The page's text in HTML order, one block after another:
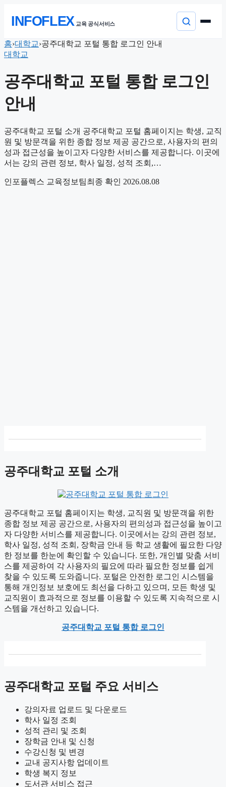
로
이
동
INFOFLEX 교육 공식서비스
컨
텐
로
건
너
뛰
홈›대학교›공주대학교 포털 통합 로그인 안내
대학교
공주대학교 포털 통합 로그인
안내
공주대학교 포털 소개 공주대학교 포털 홈페이지는 학생, 교직
원 및 방문객을 위한 종합 정보 제공 공간으로, 사용자의 편의
성과 접근성을 높이고자 다양한 서비스를 제공합니다. 이곳에
서는 강의 관련 정보, 학사 일정, 성적 조회,…
인포플렉스 교육정보팀최종 확인 2026.08.08
공주대학교 포털 소개
공주대학교 포털 홈페이지는 학생, 교직원 및 방문객을 위한
종합 정보 제공 공간으로, 사용자의 편의성과 접근성을 높이고
자 다양한 서비스를 제공합니다. 이곳에서는 강의 관련 정보,
학사 일정, 성적 조회, 장학금 안내 등 학교 생활에 필요한 다양
한 정보를 한눈에 확인할 수 있습니다. 또한, 개인별 맞춤 서비
스를 제공하여 각 사용자의 필요에 따라 필요한 정보를 쉽게
찾을 수 있도록 도와줍니다. 포털은 안전한 로그인 시스템을
통해 개인정보 보호에도 최선을 다하고 있으며, 모든 학생 및
교직원이 효과적으로 정보를 이용할 수 있도록 지속적으로 시
스템을 개선하고 있습니다.
공주대학교 포털 통합 로그인
공주대학교 포털 주요 서비스
강의자료 업로드 및 다운로드
학사 일정 조회
성적 관리 및 조회
장학금 안내 및 신청
수강신청 및 변경
교내 공지사항 업데이트
학생 복지 정보
도서관 서비스 접근